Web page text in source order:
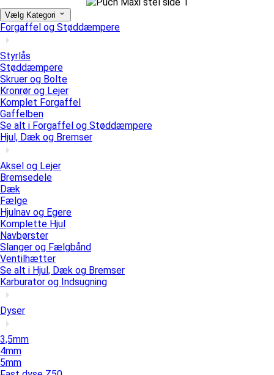
Vælg Kategori
Forgaffel og Støddæmpere
Styrlås
Støddæmpere
Skruer og Bolte
Kronrør og Lejer
Komplet Forgaffel
Gaffelben
Se alt i Forgaffel og Støddæmpere
Hjul, Dæk og Bremser
Aksel og Lejer
Bremsedele
Dæk
Fælge
Hjulnav og Egere
Komplette Hjul
Navbørster
Slanger og Fælgbånd
Ventilhætter
Se alt i Hjul, Dæk og Bremser
Karburator og Indsugning
Dyser
3,5mm
4mm
5mm